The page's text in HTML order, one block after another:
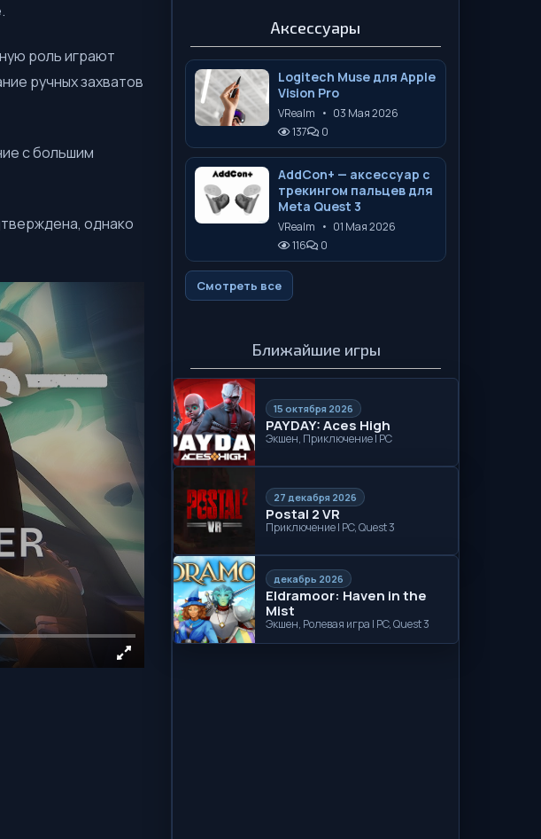
роль играют
ручных захватов
с большим
однако
Аксессуары
Logitech Muse для Apple
Vision Pro
VRealm • 03 Мая 2026
137
0
AddCon+ — аксессуар с
трекингом пальцев для
Meta Quest 3
VRealm • 01 Мая 2026
116
0
Смотреть все
Ближайшие игры
15 октября 2026
PAYDAY: Aces High
Экшен, Приключение | PC
27 декабря 2026
Postal 2 VR
Приключение | PC, Quest 3
декабрь 2026
Eldramoor: Haven in the
Mist
Экшен, Ролевая игра | PC, Quest 3